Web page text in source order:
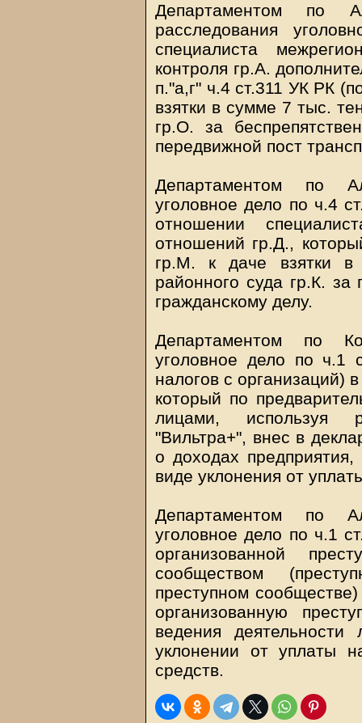
Департаментом по
расследования
специалиста
контроля гр.А.
п."а,г" ч.4 ст.311 УК РК
взятки в сумме 7 тыс.
гр.О. за
передвижной пост
Департаментом по
уголовное дело по ч.4
отношении
отношений гр.Д.,
гр.М. к даче взятки
районного суда гр.К.
гражданскому делу.
Департаментом по
уголовное дело по ч.1
налогов с организаций)
который по
лицами, используя
"Вильтра+", внес в
о доходах
виде уклонения от
Департаментом по
уголовное дело по ч.1
организованной
сообществом
преступном
организованную
ведения деятельности
уклонении от уплаты
средств.